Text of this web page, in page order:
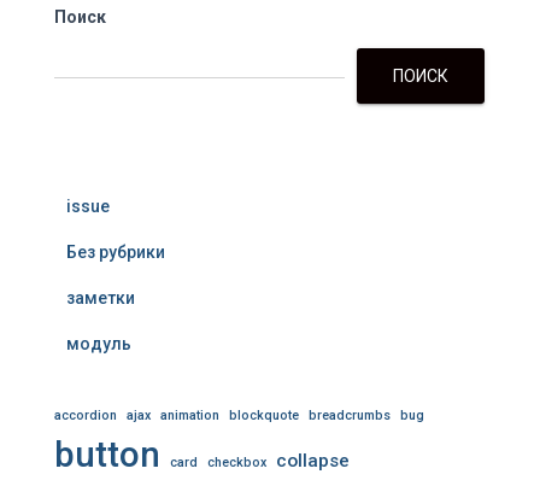
Поиск
ПОИСК
issue
Без рубрики
заметки
модуль
accordion ajax animation blockquote breadcrumbs bug
button card checkbox
collapse